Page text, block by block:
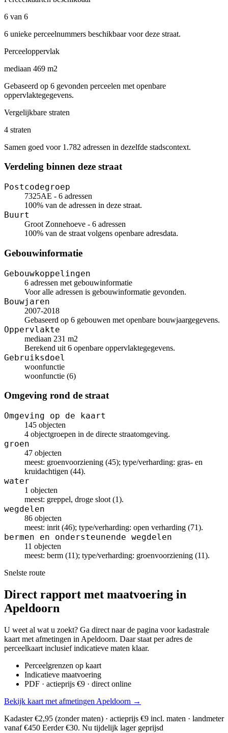
6 van 6
6 unieke perceelnummers beschikbaar voor deze straat.
Perceeloppervlak
mediaan 469 m2
Gebaseerd op 6 gevonden perceelen met openbare
oppervlaktegegevens.
Vergelijkbare straten
4 straten
Samen goed voor 1.782 adressen in dezelfde stadscontext.
Verdeling binnen deze straat
Postcodegroep
7325AE - 6 adressen
100% van de adressen in deze straat.
Buurt
Groot Zonnehoeve - 6 adressen
100% van de straat volgens openbare adresdata.
Gebouwinformatie
Gebouwkoppelingen
6 adressen met gebouwinformatie
Voor alle adressen is gebouwinformatie gevonden.
Bouwjaren
2007-2018
Gebaseerd op 6 gebouwen met openbare bouwjaargegevens.
Oppervlakte
mediaan 231 m2
Berekend uit 6 openbare oppervlaktegegevens.
Gebruiksdoel
woonfunctie
woonfunctie (6)
Omgeving rond de straat
Omgeving op de kaart
145 objecten
4 objectgroepen in de directe straatomgeving.
groen
47 objecten
meest: groenvoorziening (45); type/verharding: gras- en
kruidachtigen (44).
water
1 objecten
meest: greppel, droge sloot (1).
wegdelen
86 objecten
meest: inrit (46); type/verharding: open verharding (71).
bermen en ondersteunende wegdelen
11 objecten
meest: berm (11); type/verharding: groenvoorziening (11).
Snelste route
Direct rapport met maatvoering in
Apeldoorn
U weet al wat u zoekt? Ga direct naar de pagina voor kadastrale
kaart met afmetingen in Apeldoorn. Daar staat per adres de
perceelkaart inclusief indicatieve maten klaar.
Perceelgrenzen op kaart
Indicatieve maatvoering
PDF · actieprijs €9 · direct online
Bekijk kaart met afmetingen Apeldoorn →
Kadaster €2,95 (zonder maten) · actieprijs €9 incl. maten · landmeter
vanaf €450 Eerder €30. Nu tijdelijk lager geprijsd